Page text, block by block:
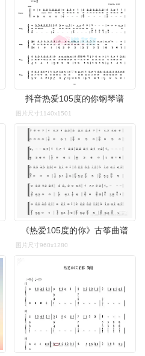
抖音热爱105度的你钢琴谱
图片尺寸1140x1501
《热爱105度的你》古筝曲谱
图片尺寸960x1280